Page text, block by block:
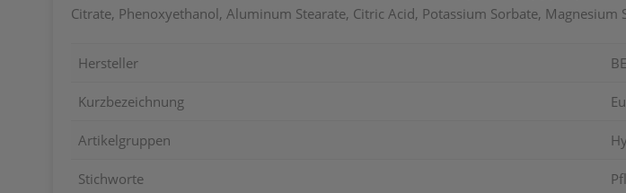
Citrate, Phenoxyethanol, Aluminum Stearate, Citric Acid, Potassium Sorbate, Magnesium
Hersteller
Kurzbezeichnung
Artikelgruppen
Stichworte